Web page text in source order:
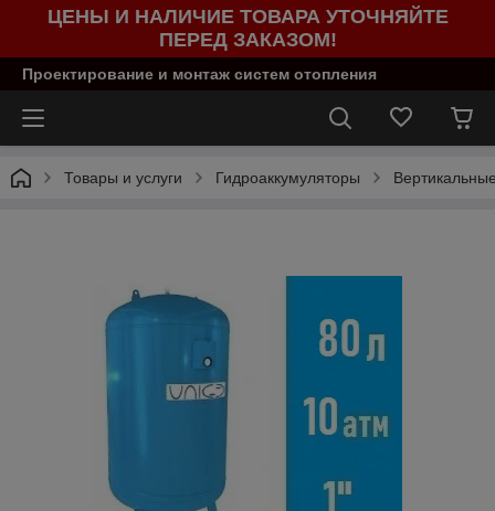
ЦЕНЫ И НАЛИЧИЕ ТОВАРА УТОЧНЯЙТЕ
ПЕРЕД ЗАКАЗОМ!
Проектирование и монтаж систем отопления
Товары и услуги Гидроаккумуляторы